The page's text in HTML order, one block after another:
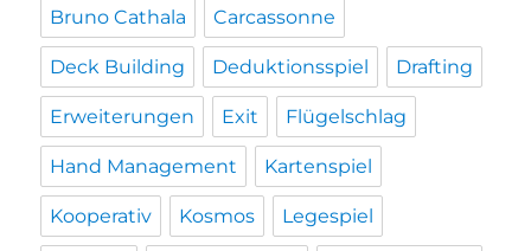
Bruno Cathala Carcassonne
Deck Building Deduktionsspiel Drafting
Erweiterungen Exit Flügelschlag
Hand Management Kartenspiel
Kooperativ Kosmos Legespiel